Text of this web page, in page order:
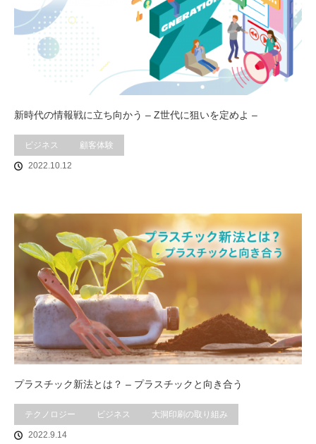
新時代の情報戦に立ち向かう – Z世代に狙いを定めよ –
ビジネス 顧客体験
2022.10.12
プラスチック新法とは？ – プラスチックと向き合う
テクノロジー ビジネス 大洞印刷の取り組み
2022.9.14